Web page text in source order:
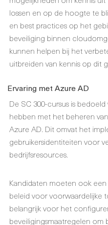
lossen en op de hoogte te
en best practices op het
beveiliging binnen
kunnen helpen bij het
uitbreiden van kennis op dit
Ervaring met Azure AD
De SC 300-cursus is
hebben met het beheren
Azure AD. Dit omvat het
gebruikersidentiteiten voor
bedrijfsresources.
Kandidaten moeten ook
beleid voor voorwaardelijke
belangrijk voor het
beveiligingsmaatregelen om